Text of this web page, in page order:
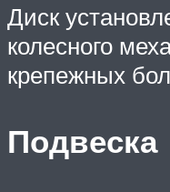
Диск
колесного
крепежных
Подвеска